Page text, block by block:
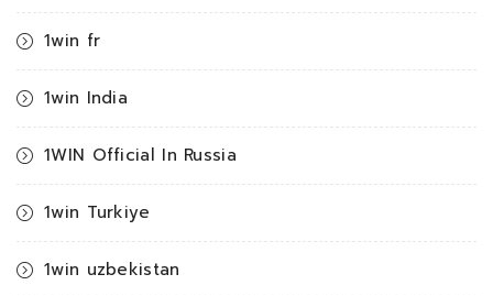
1win fr
1win India
1WIN Official In Russia
1win Turkiye
1win uzbekistan